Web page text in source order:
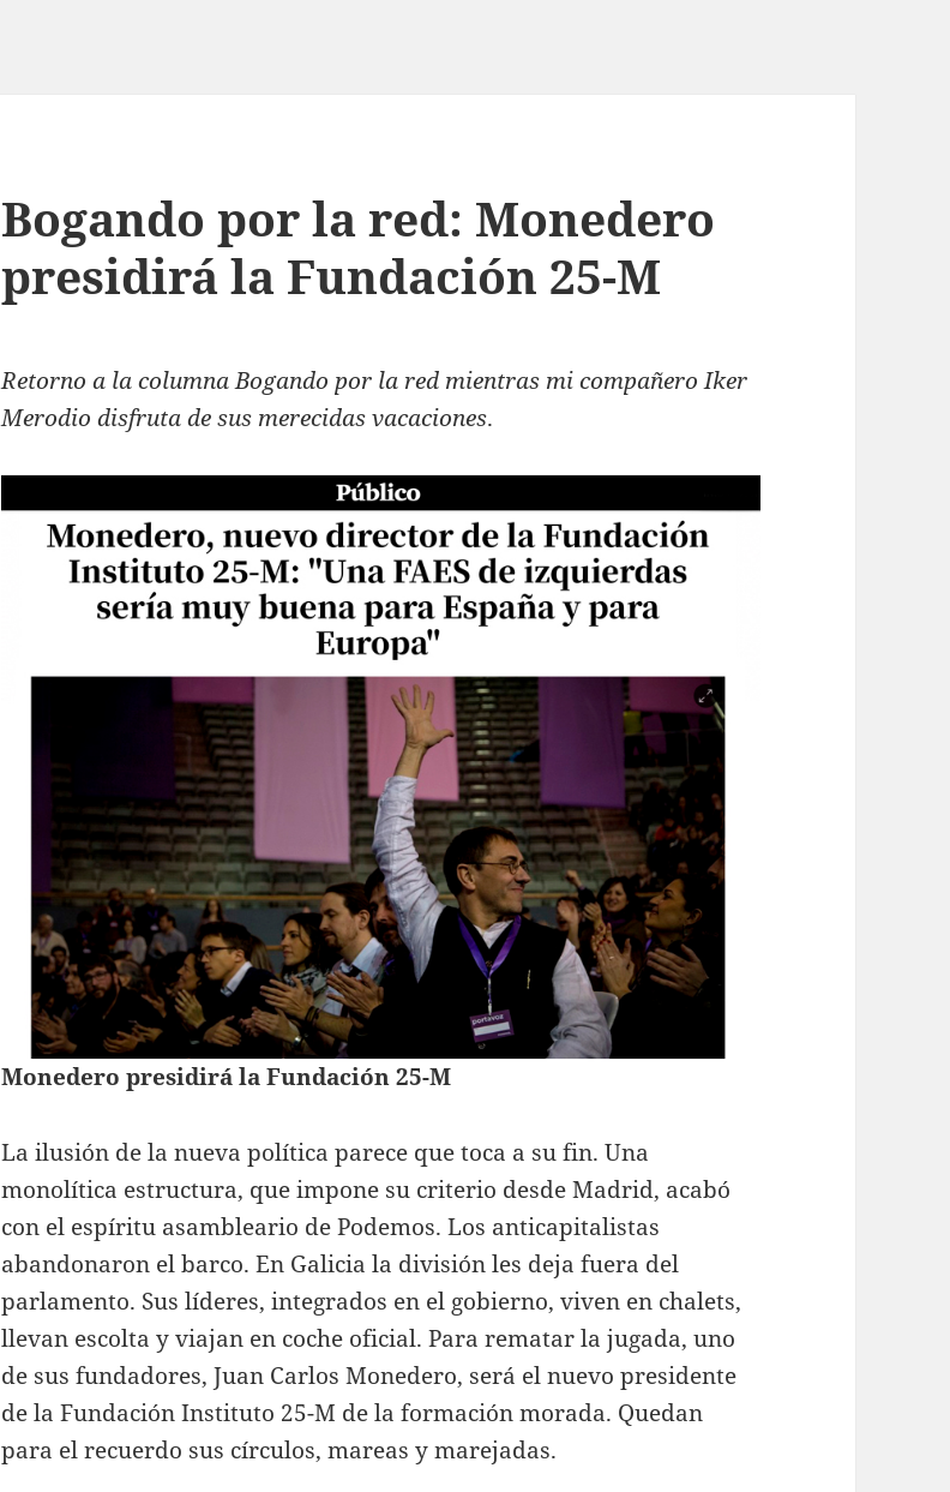
Bogando por la red: Monedero
presidirá la Fundación 25-M
Retorno a la columna Bogando por la red mientras mi compañero Iker
Merodio disfruta de sus merecidas vacaciones.
Monedero presidirá la Fundación 25-M
La ilusión de la nueva política parece que toca a su fin. Una
monolítica estructura, que impone su criterio desde Madrid, acabó
con el espíritu asambleario de Podemos. Los anticapitalistas
abandonaron el barco. En Galicia la división les deja fuera del
parlamento. Sus líderes, integrados en el gobierno, viven en chalets,
llevan escolta y viajan en coche oficial. Para rematar la jugada, uno
de sus fundadores, Juan Carlos Monedero, será el nuevo presidente
de la Fundación Instituto 25-M de la formación morada. Quedan
para el recuerdo sus círculos, mareas y marejadas.